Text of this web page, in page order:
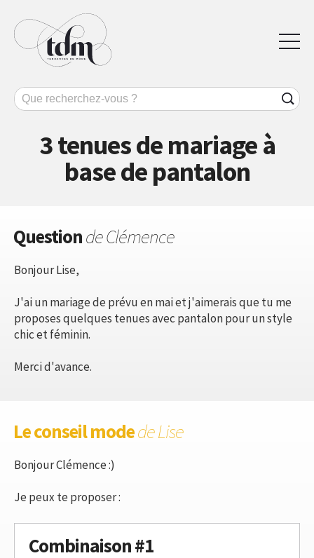
3 tenues de mariage à
base de pantalon
Questionde Clémence
Bonjour Lise,
J'ai un mariage de prévu en mai et j'aimerais que tu me
proposes quelques tenues avec pantalon pour un style
chic et féminin.
Merci d'avance.
Le conseil modede Lise
Bonjour Clémence :)
Je peux te proposer :
Combinaison #1